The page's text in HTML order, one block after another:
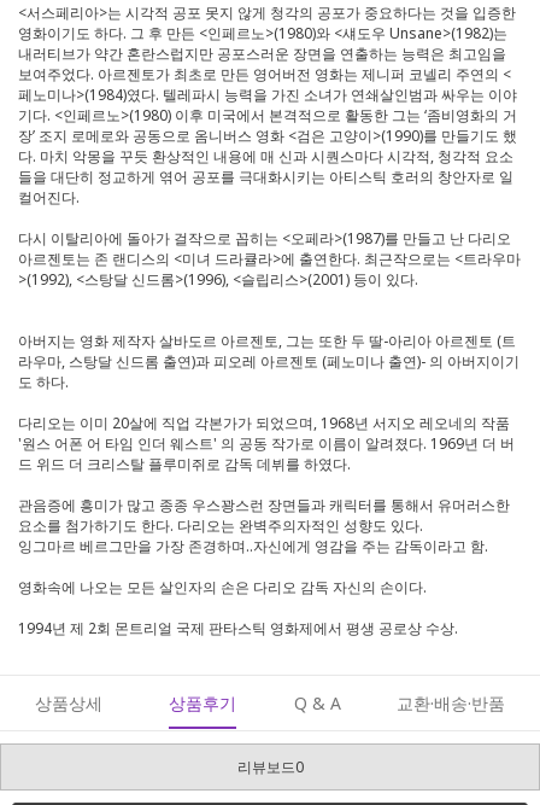
<서스페리아>는 시각적 공포 못지 않게 청각의 공포가 중요하다는 것을 입증한
영화이기도 하다. 그 후 만든 <인페르노>(1980)와 <섀도우 Unsane>(1982)는
내러티브가 약간 혼란스럽지만 공포스러운 장면을 연출하는 능력은 최고임을
보여주었다. 아르젠토가 최초로 만든 영어버전 영화는 제니퍼 코넬리 주연의 <
페노미나>(1984)였다. 텔레파시 능력을 가진 소녀가 연쇄살인범과 싸우는 이야
기다. <인페르노>(1980) 이후 미국에서 본격적으로 활동한 그는 ‘좀비영화의 거
장’ 조지 로메로와 공동으로 옴니버스 영화 <검은 고양이>(1990)를 만들기도 했
다. 마치 악몽을 꾸듯 환상적인 내용에 매 신과 시퀀스마다 시각적, 청각적 요소
들을 대단히 정교하게 엮어 공포를 극대화시키는 아티스틱 호러의 창안자로 일
컬어진다.
다시 이탈리아에 돌아가 걸작으로 꼽히는 <오페라>(1987)를 만들고 난 다리오
아르젠토는 존 랜디스의 <미녀 드라큘라>에 출연한다. 최근작으로는 <트라우마
>(1992), <스탕달 신드롬>(1996), <슬립리스>(2001) 등이 있다.
아버지는 영화 제작자 살바도르 아르젠토, 그는 또한 두 딸-아리아 아르젠토 (트
라우마, 스탕달 신드롬 출연)과 피오레 아르젠토 (페노미나 출연)- 의 아버지이기
도 하다.
다리오는 이미 20살에 직업 각본가가 되었으며, 1968년 서지오 레오네의 작품
'원스 어폰 어 타임 인더 웨스트' 의 공동 작가로 이름이 알려졌다. 1969년 더 버
드 위드 더 크리스탈 플루미쥐로 감독 데뷔를 하였다.
관음증에 흥미가 많고 종종 우스꽝스런 장면들과 캐릭터를 통해서 유머러스한
요소를 첨가하기도 한다. 다리오는 완벽주의자적인 성향도 있다.
잉그마르 베르그만을 가장 존경하며..자신에게 영감을 주는 감독이라고 함.
영화속에 나오는 모든 살인자의 손은 다리오 감독 자신의 손이다.
1994년 제 2회 몬트리얼 국제 판타스틱 영화제에서 평생 공로상 수상.
상품상세 상품후기 Q & A 교환·배송·반품
리뷰보드0